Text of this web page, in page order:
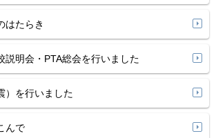
はたらき
説明会・PTA総会を行いました
）を行いました
んで